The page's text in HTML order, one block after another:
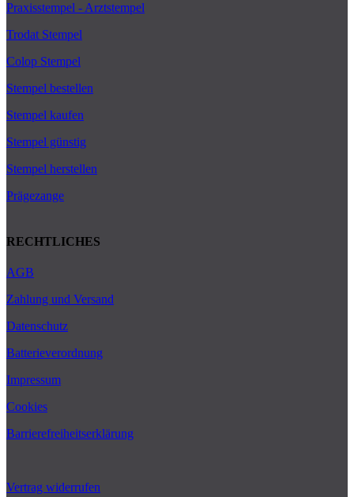
Praxisstempel - Arztstempel
Trodat Stempel
Colop Stempel
Stempel bestellen
Stempel kaufen
Stempel günstig
Stempel herstellen
Prägezange
RECHTLICHES
AGB
Zahlung und Versand
Datenschutz
Batterieverordnung
Impressum
Cookies
Barrierefreiheitserklärung
Vertrag widerrufen